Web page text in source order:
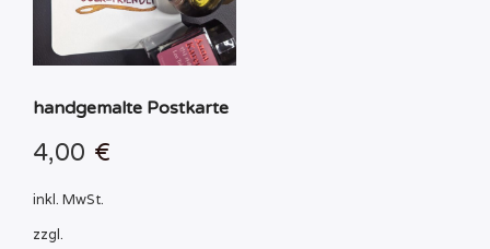
handgemalte Postkarte
4,00 €
inkl. MwSt.
zzgl.